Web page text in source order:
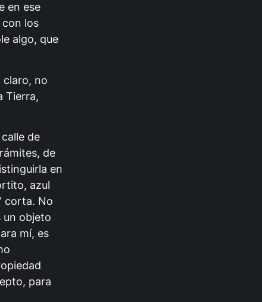
en ese
los
algo, que
claro, no
Tierra,
de
de
en
azul
corta. No
un objeto
mí, es
para